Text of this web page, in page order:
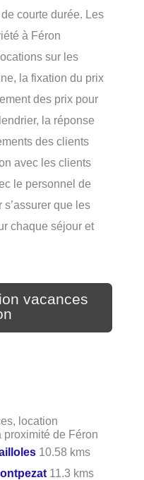
courte durée. Les
à Féron
sur les
la fixation du prix
des prix pour
la réponse
des clients
avec les clients
le personnel de
s’assurer que les
chaque séjour et
vacances
location
de Féron
10.58 kms
11.3 kms